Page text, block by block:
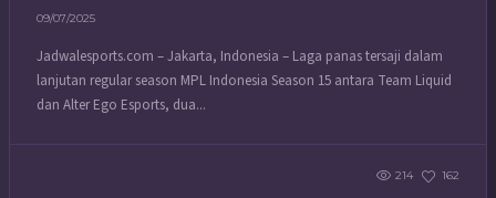
09/07/2025
Jadwalesports.com – Jakarta, Indonesia – Laga panas tersaji dalam
lanjutan regular season MPL Indonesia Season 15 antara Team Liquid
dan Alter Ego Esports, dua...
214 162